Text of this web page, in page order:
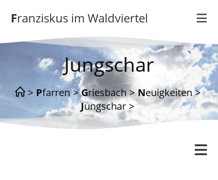
Inhalt
springenFranziskus im Waldviertel
Jungschar
> Pfarren > Griesbach > Neuigkeiten >
Jungschar >